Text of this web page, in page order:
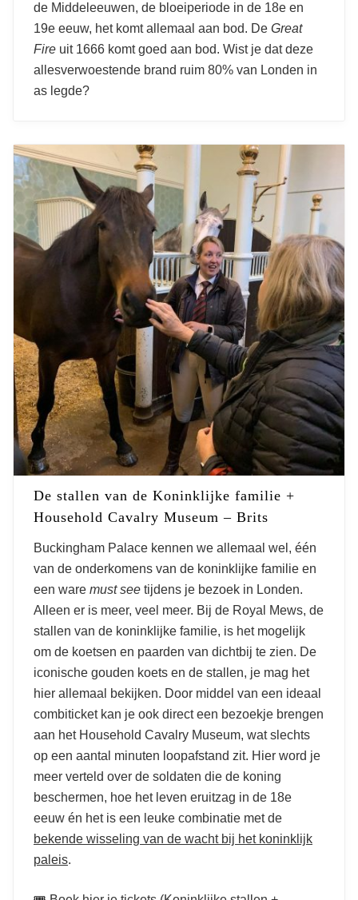
de Middeleeuwen, de bloeiperiode in de 18e en
19e eeuw, het komt allemaal aan bod. De Great
Fire uit 1666 komt goed aan bod. Wist je dat deze
allesverwoestende brand ruim 80% van Londen in
as legde?
De stallen van de Koninklijke familie +
Household Cavalry Museum – Brits
Buckingham Palace kennen we allemaal wel, één
van de onderkomens van de koninklijke familie en
een ware must see tijdens je bezoek in Londen.
Alleen er is meer, veel meer. Bij de Royal Mews, de
stallen van de koninklijke familie, is het mogelijk
om de koetsen en paarden van dichtbij te zien. De
iconische gouden koets en de stallen, je mag het
hier allemaal bekijken. Door middel van een ideaal
combiticket kan je ook direct een bezoekje brengen
aan het Household Cavalry Museum, wat slechts
op een aantal minuten loopafstand zit. Hier word je
meer verteld over de soldaten die de koning
beschermen, hoe het leven eruitzag in de 18e
eeuw én het is een leuke combinatie met de
bekende wisseling van de wacht bij het koninklijk
paleis.